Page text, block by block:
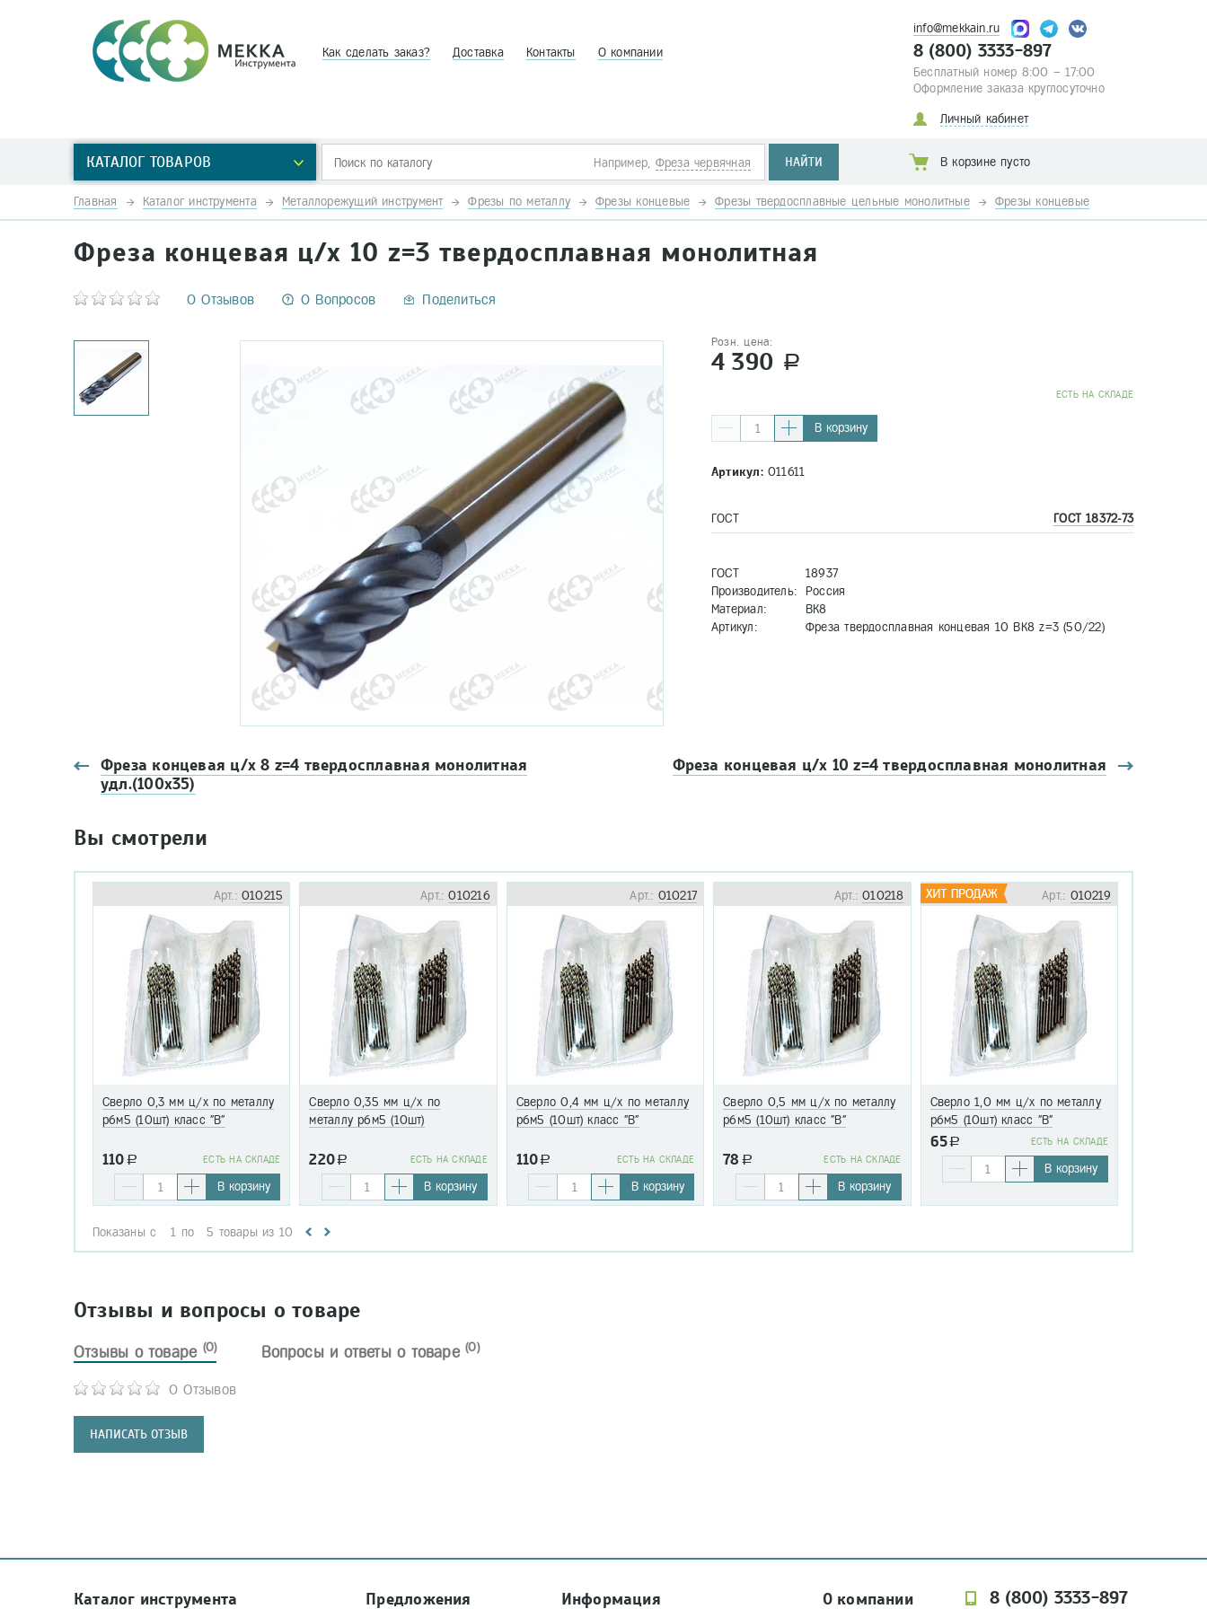
Как сделать заказ? Доставка Контакты О компании
info@mekkain.ru
8 (800) 3333-897
Бесплатный номер 8:00 – 17:00
Оформление заказа круглосуточно
Личный кабинет
КАТАЛОГ ТОВАРОВ Например, Фреза червячная НАЙТИ В корзине пусто
Главная Каталог инструмента Металлорежущий инструмент Фрезы по металлу Фрезы концевые Фрезы твердосплавные цельные монолитные Фрезы концевые
Фреза концевая ц/х 10 z=3 твердосплавная монолитная
0 Отзывов 0 Вопросов Поделиться
Розн. цена:
4 390 a
EСТЬ НА СКЛАДЕ
В корзину
Артикул:011611
ГОСТ ГОСТ 18372-73
ГОСТ
18937
Производитель:
Россия
Материал:
ВК8
Артикул:
Фреза твердосплавная концевая 10 ВК8 z=3 (50/22)
Фреза концевая ц/х 8 z=4 твердосплавная монолитная
удл.(100х35)
Фреза концевая ц/х 10 z=4 твердосплавная монолитная
Вы смотрели
Арт.:010215
Сверло 0,3 мм ц/х по металлу
р6м5 (10шт) класс "В"
110 a EСТЬ НА СКЛАДЕ
В корзину
Арт.:010216
Сверло 0,35 мм ц/х по
металлу р6м5 (10шт)
220a EСТЬ НА СКЛАДЕ
В корзину
Арт.: 010217
Сверло 0,4 мм ц/х по металлу
р6м5 (10шт) класс "В"
110a EСТЬ НА СКЛАДЕ
В корзину
Арт.:010218
Сверло 0,5 мм ц/х по металлу
р6м5 (10шт) класс "В"
78 a EСТЬ НА СКЛАДЕ
В корзину
Арт.: 010219
Сверло 1,0 мм ц/х по металлу
р6м5 (10шт) класс "В"
65a EСТЬ НА СКЛАДЕ
В корзину
Показаны с 1 по 5 товары из 10
Отзывы и вопросы о товаре
Отзывы о товаре (0)
0 Отзывов
НАПИСАТЬ ОТЗЫВ
Вопросы и ответы о товаре(0)
Каталог инструмента Предложения Информация О компании 8 (800) 3333-897